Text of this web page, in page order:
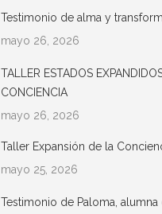
Testimonio de alma y
mayo 26, 2026
TALLER ESTADOS
CONCIENCIA
mayo 26, 2026
Taller Expansión de la
mayo 25, 2026
Testimonio de Paloma, alumna